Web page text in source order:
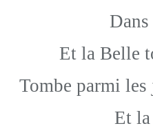
Dans
Et la Belle
Tombe parmi
Et